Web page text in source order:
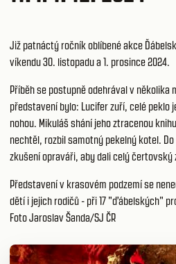
Již patnáctý ročník oblíbené akce
víkendu 30. listopadu a 1. prosince 2024.
Příběh se postupně odehrával v několika
představení bylo: Lucifer zuří, celé peklo
nohou. Mikuláš shání jeho ztracenou
nechtěl, rozbil samotný pekelný kotel.
zkušení opraváři, aby dali celý čertovský
Představení v krasovém podzemí se
dětí i jejich rodičů - při 17 "ďábelských"
Foto Jaroslav Šanda/SJ ČR